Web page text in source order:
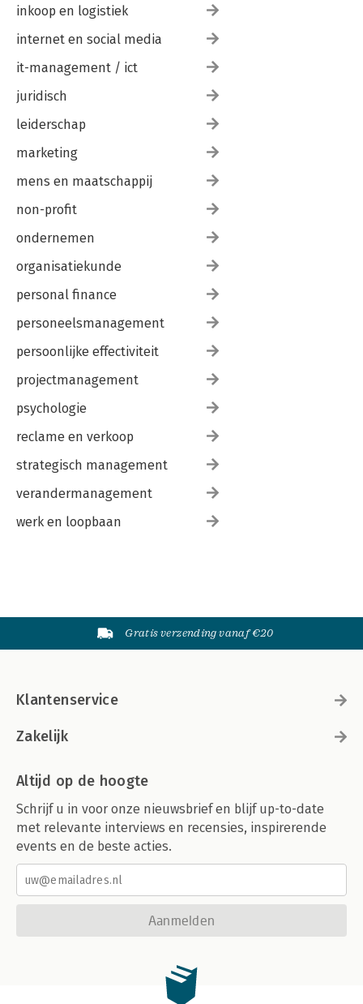
inkoop en logistiek
internet en social media
it-management / ict
juridisch
leiderschap
marketing
mens en maatschappij
non-profit
ondernemen
organisatiekunde
personal finance
personeelsmanagement
persoonlijke effectiviteit
projectmanagement
psychologie
reclame en verkoop
strategisch management
verandermanagement
werk en loopbaan
Gratis verzending vanaf €20
Klantenservice
Zakelijk
Altijd op de hoogte
Schrijf u in voor onze nieuwsbrief en blijf up-to-date
met relevante interviews en recensies, inspirerende
events en de beste acties.
Aanmelden